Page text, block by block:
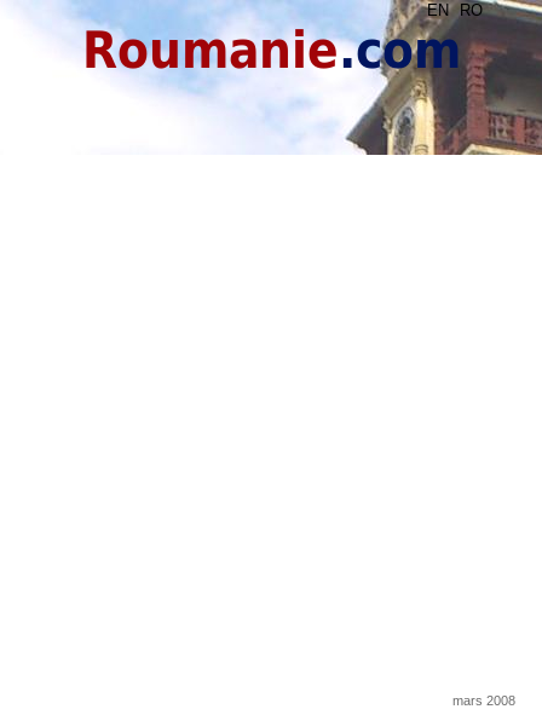
EN RO
Roumanie.com
mars 2008